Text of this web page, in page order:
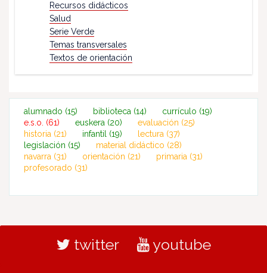
Recursos didácticos
Salud
Serie Verde
Temas transversales
Textos de orientación
alumnado (15) biblioteca (14) currículo (19)
e.s.o. (61) euskera (20) evaluación (25)
historia (21) infantil (19) lectura (37)
legislación (15) material didáctico (28)
navarra (31) orientación (21) primaria (31)
profesorado (31)
twitter youtube